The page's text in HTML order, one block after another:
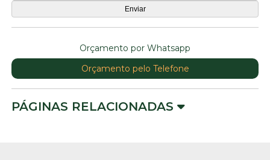
Orçamento por Whatsapp
Orçamento pelo Telefone
PÁGINAS RELACIONADAS